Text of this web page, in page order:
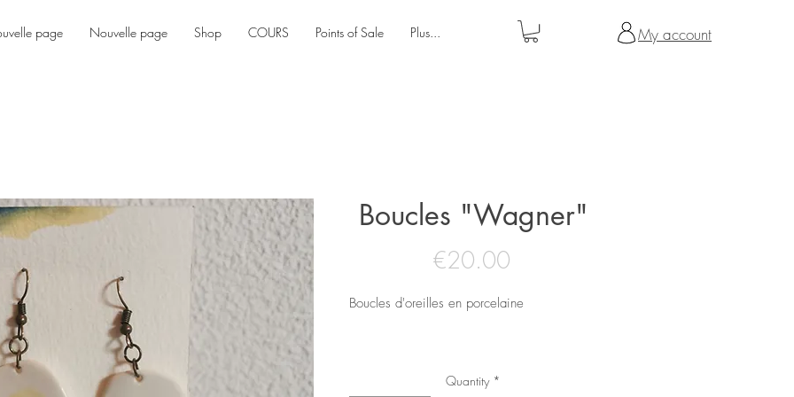
page Nouvelle page Shop COURS Points of Sale Plus... My account
Boucles "Wagner"
€20.00Price
Boucles d'oreilles en porcelaine
Quantity *